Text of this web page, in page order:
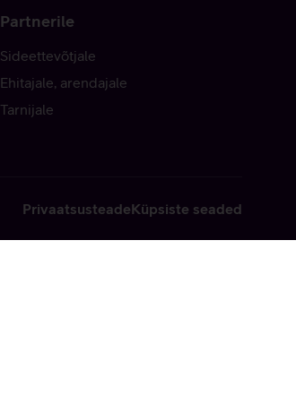
Partnerile
Sideettevõtjale
Ehitajale, arendajale
Tarnijale
PrivaatsusteadeKüpsiste seaded